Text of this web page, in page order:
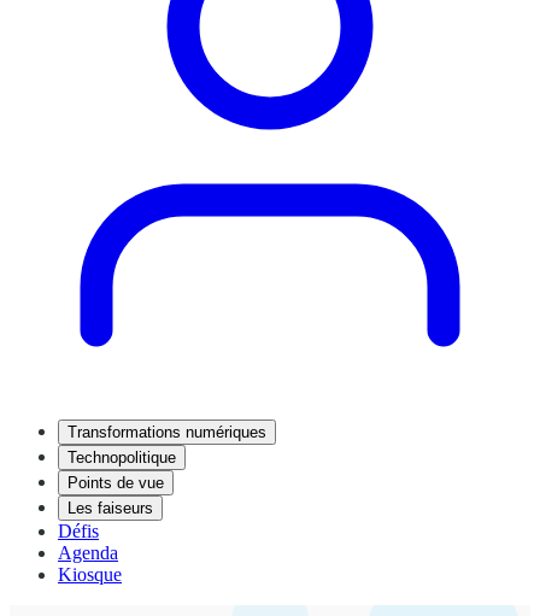
Transformations numériques
Technopolitique
Points de vue
Les faiseurs
Défis
Agenda
Kiosque